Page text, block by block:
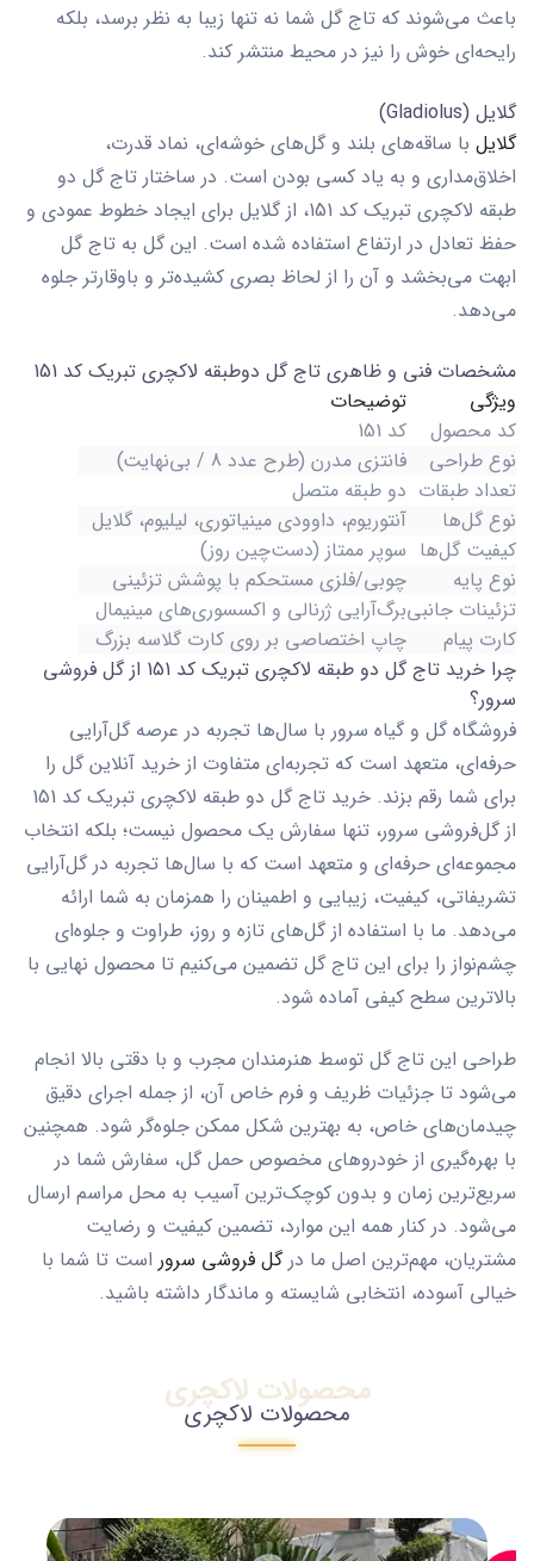
باعث می‌شوند که تاج گل شما نه تنها زیبا به نظر برسد، بلکه
رایحه‌ای خوش را نیز در محیط منتشر کند.
گلایل (Gladiolus)
گلایل با ساقه‌های بلند و گل‌های خوشه‌ای، نماد قدرت،
اخلاق‌مداری و به یاد کسی بودن است. در ساختار تاج گل دو
طبقه لاکچری تبریک کد 151
، از گلایل برای ایجاد خطوط عمودی و
حفظ تعادل در ارتفاع استفاده شده است. این گل به تاج گل
ابهت می‌بخشد و آن را از لحاظ بصری کشیده‌تر و باوقارتر جلوه
می‌دهد.
مشخصات فنی و ظاهری تاج گل دوطبقه لاکچری تبریک کد 151
ویژگی
توضیحات
کد محصول
کد 151
نوع طراحی
فانتزی مدرن (طرح عدد 8 / بی‌نهایت)
تعداد طبقات دو طبقه متصل
نوع گل‌ها
آنتوریوم، داوودی مینیاتوری، لیلیوم، گلایل
کیفیت گل‌ها سوپر ممتاز (دست‌چین روز)
نوع پایه
چوبی/فلزی مستحکم با پوشش تزئینی
تزئینات جانبیبرگ‌آرایی ژرنالی و اکسسوری‌های مینیمال
کارت پیام
چاپ اختصاصی بر روی کارت گلاسه بزرگ
چرا خرید تاج گل دو طبقه لاکچری تبریک کد 151 از گل فروشی
سرور؟
فروشگاه گل و گیاه سرور با سال‌ها تجربه در عرصه گل‌آرایی
حرفه‌ای، متعهد است که تجربه‌ای متفاوت از خرید آنلاین گل را
برای شما رقم بزند. خرید تاج گل دو طبقه لاکچری تبریک کد 151
از گل‌فروشی سرور، تنها سفارش یک محصول نیست؛ بلکه انتخاب
مجموعه‌ای حرفه‌ای و متعهد است که با سال‌ها تجربه در گل‌آرایی
تشریفاتی، کیفیت، زیبایی و اطمینان را همزمان به شما ارائه
می‌دهد. ما با استفاده از گل‌های تازه و روز، طراوت و جلوه‌ای
چشم‌نواز را برای این تاج گل تضمین می‌کنیم تا محصول نهایی با
بالاترین سطح کیفی آماده شود.
طراحی این تاج گل توسط هنرمندان مجرب و با دقتی بالا انجام
می‌شود تا جزئیات ظریف و فرم خاص آن، از جمله اجرای دقیق
چیدمان‌های خاص، به بهترین شکل ممکن جلوه‌گر شود. همچنین
با بهره‌گیری از خودروهای مخصوص حمل گل، سفارش شما در
سریع‌ترین زمان و بدون کوچک‌ترین آسیب به محل مراسم ارسال
می‌شود. در کنار همه این موارد، تضمین کیفیت و رضایت
مشتریان، مهم‌ترین اصل ما درگل ‌فروشی سرور است تا شما با
خیالی آسوده، انتخابی شایسته و ماندگار داشته باشید.
محصولات لاکچری
محصولات لاکچری